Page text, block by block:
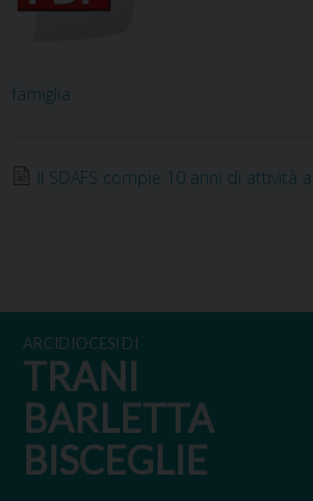
famiglia
Il SDAFS compie 10 anni di attività
ARCIDIOCESI DI
TRANI
BARLETTA
BISCEGLIE